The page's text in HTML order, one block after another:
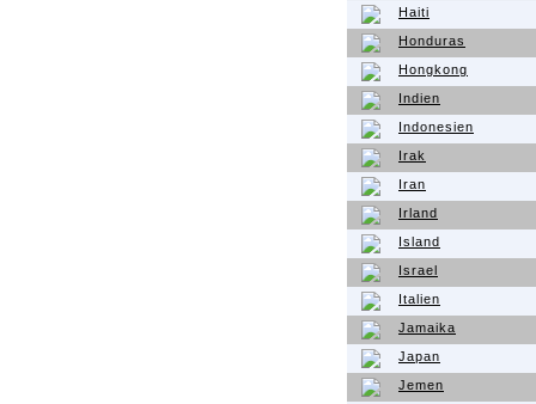
Haiti
Honduras
Hongkong
Indien
Indonesien
Irak
Iran
Irland
Island
Israel
Italien
Jamaika
Japan
Jemen